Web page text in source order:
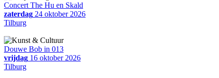
Concert The Hu en Skald
zaterdag 24 oktober 2026
Tilburg
Douwe Bob in 013
vrijdag 16 oktober 2026
Tilburg